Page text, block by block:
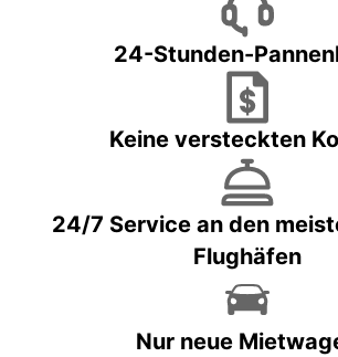
24-Stunden-
Keine versteckten
24/7 Service an den
Flughäfen
Nur neue